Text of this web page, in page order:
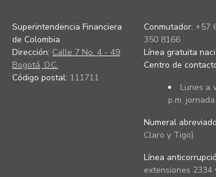
Superintendencia Financiera
de Colombia
Dirección: Calle 7 No. 4 - 49
Bogotá, D.C.
Código postal: 111711
Conmutador: +57
350 8166
Línea gratuita
Centro de
Lunes a
p.m.
Numeral
Claro y Tigo)
Línea
extensiones 2334